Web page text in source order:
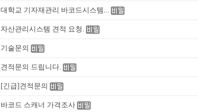
대학교 기자재관리 바코드시스템...
자산관리시스템 견적 요청.
기술문의
견적문의 드립니다.
[긴급]견적문의
바코드 스캐너 가격조사